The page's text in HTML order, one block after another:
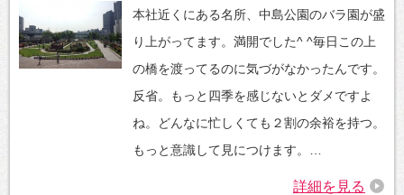
本社近くにある名所、中島公園のバラ園が盛
り上がってます。満開でした^ ^毎日この上
の橋を渡ってるのに気づがなかったんです。
反省。もっと四季を感じないとダメですよ
ね。どんなに忙しくても２割の余裕を持つ。
もっと意識して見につけます。…
詳細を見る